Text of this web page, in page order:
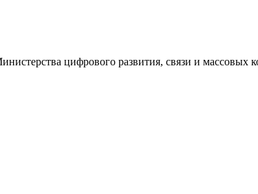
цифрового развития, связи и массовых